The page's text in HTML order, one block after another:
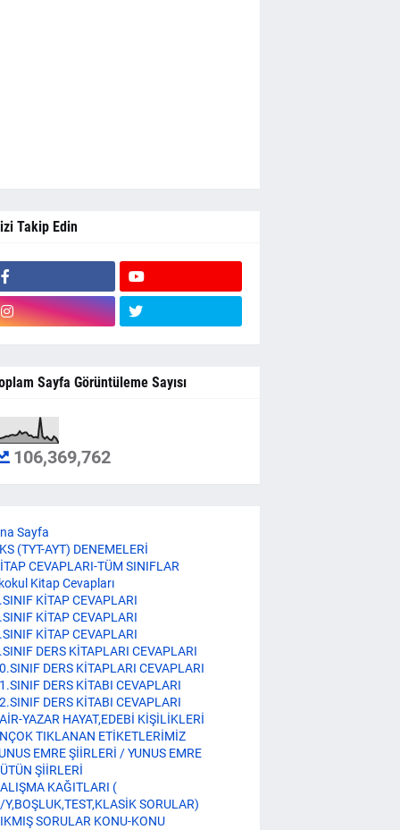
Takip Edin
Sayfa Görüntüleme Sayısı
106,369,762
Sayfa
(TYT-AYT) DENEMELERİ
CEVAPLARI-TÜM SINIFLAR
Kitap Cevapları
KİTAP CEVAPLARI
KİTAP CEVAPLARI
KİTAP CEVAPLARI
DERS KİTAPLARI CEVAPLARI
DERS KİTAPLARI CEVAPLARI
DERS KİTABI CEVAPLARI
DERS KİTABI CEVAPLARI
YAZAR HAYAT,EDEBİ KİŞİLİKLERİ
TIKLANAN ETİKETLERİMİZ
EMRE ŞİİRLERİ / YUNUS EMRE
ŞİİRLERİ
KAĞITLARI (
Y,BOŞLUK,TEST,KLASİK SORULAR)
SORULAR KONU-KONU